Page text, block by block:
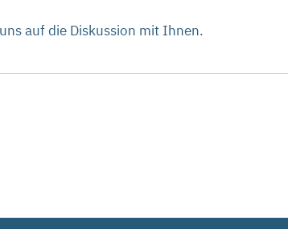
auf die Diskussion mit Ihnen.